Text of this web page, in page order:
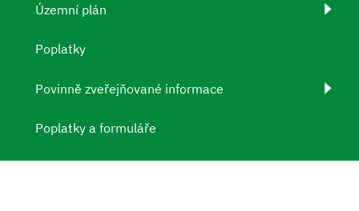
Územní plán
Poplatky
Povinně zveřejňované informace
Poplatky a formuláře